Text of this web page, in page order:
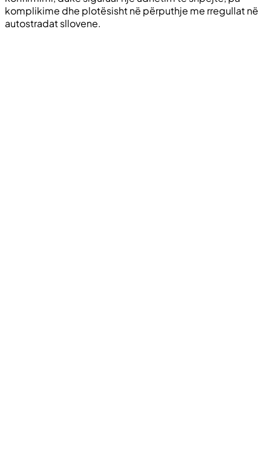
komplikime dhe plotësisht në përputhje me rregullat në
autostradat sllovene.